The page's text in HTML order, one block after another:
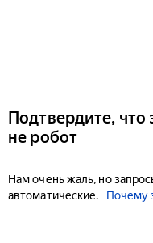
Подтвердите, что
не робот
Нам очень жаль, но
автоматические.
Почему